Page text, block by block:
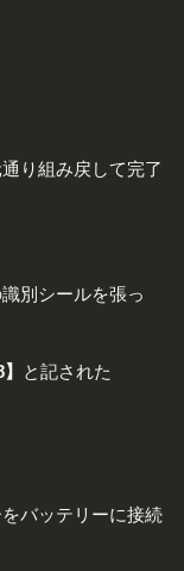
り組み戻して完了
別シールを張っ
と記された
バッテリーに接続